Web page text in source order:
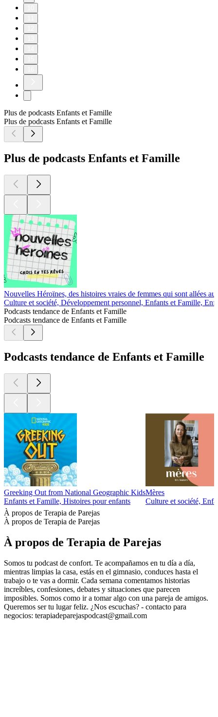
Plus de podcasts Enfants et Famille
Plus de podcasts Enfants et Famille
Plus de podcasts Enfants et Famille
Nouvelles Héroïnes, des histoires vraies de femmes qui sont allées
Culture et société, Développement personnel, Enfants et Famille,
Podcasts tendance de Enfants et Famille
Podcasts tendance de Enfants et Famille
Podcasts tendance de Enfants et Famille
Greeking Out from National Geographic Kids
Enfants et Famille, Histoires pour enfants
Mères
Culture et société,
À propos de Terapia de Parejas
À propos de Terapia de Parejas
À propos de Terapia de Parejas
Somos tu podcast de confort. Te acompañamos en tu día a día,
mientras limpias la casa, estás en el gimnasio, conduces hasta el
trabajo o te vas a dormir. Cada semana comentamos historias
increíbles, confesiones, debates y situaciones que parecen
imposibles. Somos como ir a tomar algo con una pareja de amigos.
Queremos ser tu lugar feliz. ¿Nos escuchas? - contacto para
negocios: terapiadeparejaspodcast@gmail.com